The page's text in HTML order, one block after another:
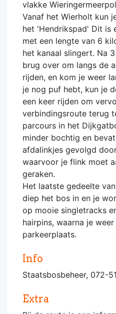
vlakke
Vanaf het Wierholt kun
het 'Hendrikspad' Dit is
met een lengte van 6
het kanaal slingert. Na
brug over om langs de
rijden, en kom je weer
je nog puf hebt, kun je
een keer rijden om
verbindingsroute terug
parcours in het
minder bochtig en
afdalinkjes gevolgd
waarvoor je flink moet
geraken.
Het laatste gedeelte
diep het bos in en je
op mooie singletracks
hairpins, waarna je
parkeerplaats.
Info
Staatsbosbeheer, 072-
Extra